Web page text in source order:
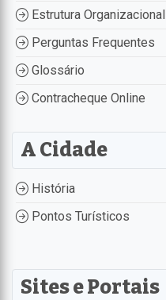
Estrutura Organizacional
Perguntas Frequentes
Glossário
Contracheque Online
A Cidade
História
Pontos Turísticos
Sites e Portais